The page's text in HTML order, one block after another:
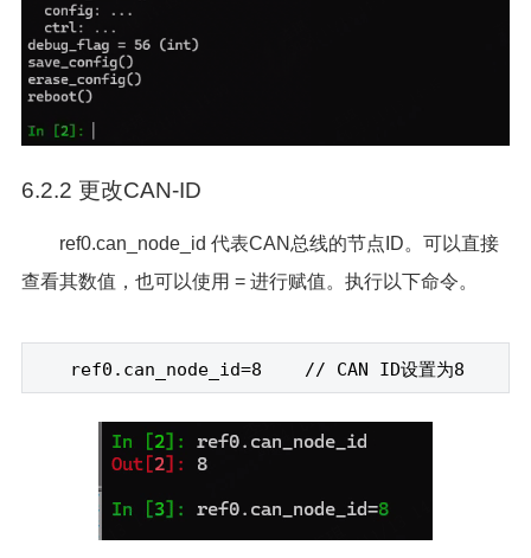
6.2.2 更改CAN-ID
ref0.can_node_id 代表CAN总线的节点ID。可以直接
查看其数值，也可以使用 = 进行赋值。执行以下命令。
ref0.can_node_id=8 // CAN ID设置为8